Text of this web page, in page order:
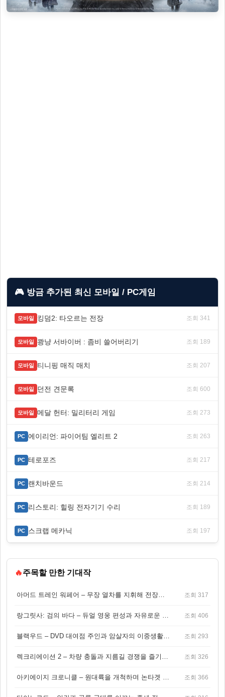
🎮 방금 추가된 최신 모바일 / PC게임
모바일 킹덤2: 타오르는 전장 조회 341
모바일 쾅냥 서바이버 : 좀비 쓸어버리기 조회 189
모바일 티니핑 매직 매치 조회 207
모바일 던전 견문록 조회 600
모바일 메달 헌터: 밀리터리 게임 조회 273
PC 에이리언: 파이어팀 엘리트 2 조회 263
PC 테로포즈 조회 217
PC 랜치바운드 조회 214
PC 리스토리: 힐링 전자기기 수리 조회 189
PC 스크랩 메카닉 조회 197
🔥주목할 만한 기대작
아머드 트레인 워페어 – 무장 열차를 지휘해 전장을 돌파하는 생존 전투 게임 조회 317
랑그릿사: 검의 바다 – 듀얼 영웅 편성과 자유로운 탐험을 결합한 판타지 전략 RPG 조회 406
블랙우드 – DVD 대여점 주인과 암살자의 이중생활을 그린 3인칭 액션 스릴러 게임 조회 293
렉크리에이션 2 – 차량 충돌과 지름길 경쟁을 즐기는 오픈월드 아케이드 레이싱 게임 조회 326
아키에이지 크로니클 – 원대륙을 개척하며 논타겟 전투를 즐기는 오픈월드 MMORPG 조회 366